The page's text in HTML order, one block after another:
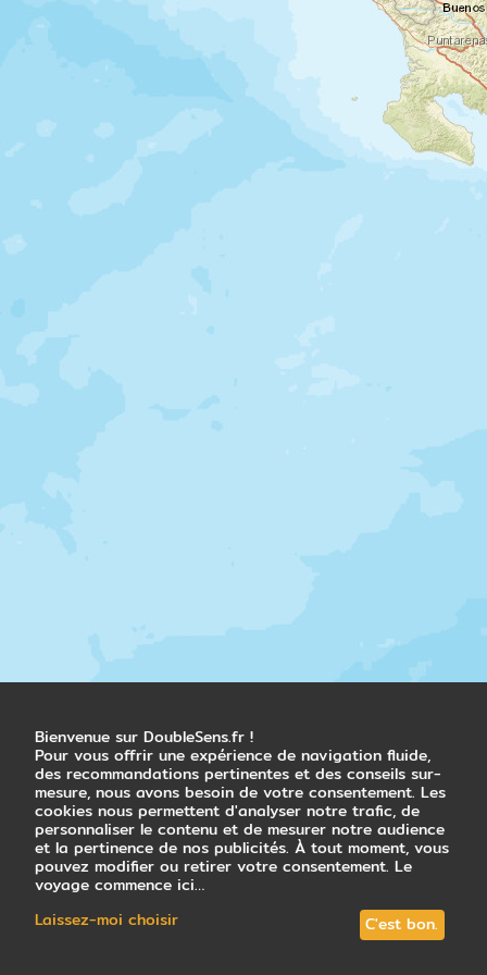
Visite de la réserva Curi-Cancha ou des
Route et baignade dans le Pacifique
Minibus (transport partagé, 5 heures de
Installation en hôtel à Manuel Antonio.
Nuit en hôtel
Départ matinal pour 3 h de découvert du
parc national en compagnie d’un guide local.
Balades sur les sentiers et observation de la
Nuit en hôtel
Jour 8
Découverte de la capitale San José
Minibus (transport partagé, 4 heures de
Bienvenue sur DoubleSens.fr !
Pour vous offrir une expérience de navigation fluide,
des recommandations pertinentes et des conseils sur-
mesure, nous avons besoin de votre consentement. Les
cookies nous permettent d'analyser notre trafic, de
personnaliser le contenu et de mesurer notre audience
et la pertinence de nos publicités. À tout moment, vous
pouvez modifier ou retirer votre consentement. Le
voyage commence ici…
Laissez-moi choisir
C'est bon.